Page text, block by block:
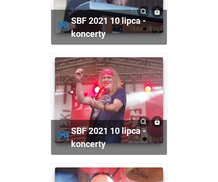
SBF 2021 10 lipca -
koncerty
SBF 2021 10 lipca -
koncerty